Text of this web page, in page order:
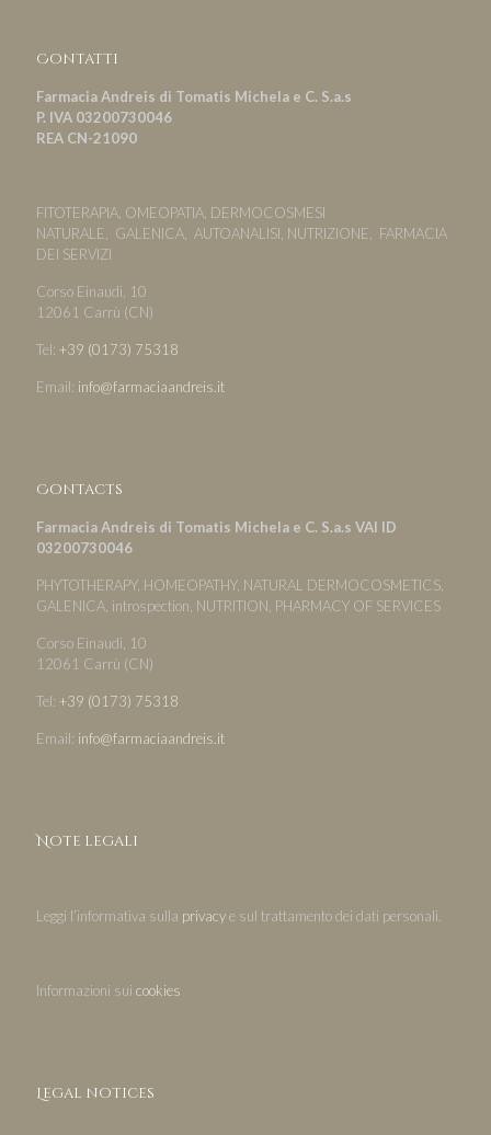
Contatti
Farmacia Andreis di Tomatis Michela e C. S.a.s
P. IVA 03200730046
REA CN-21090
FITOTERAPIA, OMEOPATIA, DERMOCOSMESI
NATURALE, GALENICA, AUTOANALISI, NUTRIZIONE, FARMACIA
DEI SERVIZI
Corso Einaudi, 10
12061 Carrù (CN)
Tel: +39 (0173) 75318
Email: info@farmaciaandreis.it
Contacts
Farmacia Andreis di Tomatis Michela e C. S.a.s VAI ID
03200730046
PHYTOTHERAPY, HOMEOPATHY, NATURAL DERMOCOSMETICS,
GALENICA, introspection, NUTRITION, PHARMACY OF SERVICES
Corso Einaudi, 10
12061 Carrù (CN)
Tel: +39 (0173) 75318
Email: info@farmaciaandreis.it
Note legali
Leggi l’informativa sulla privacye sul trattamento dei dati personali.
Informazioni sui cookies
Legal notices